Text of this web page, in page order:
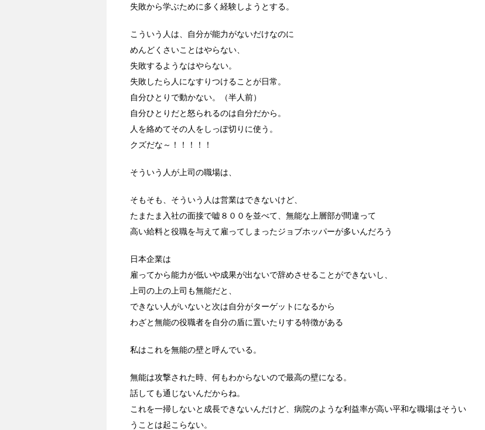
失敗から学ぶために多く経験しようとする。
こういう人は、自分が能力がないだけなのに
めんどくさいことはやらない、
失敗するようなはやらない。
失敗したら人になすりつけることが日常。
自分ひとりで動かない。（半人前）
自分ひとりだと怒られるのは自分だから。
人を絡めてその人をしっぽ切りに使う。
クズだな～！！！！！
そういう人が上司の職場は、
そもそも、そういう人は営業はできないけど、
たまたま入社の面接で嘘８００を並べて、無能な上層部が間違って
高い給料と役職を与えて雇ってしまったジョブホッパーが多いんだろう
日本企業は
雇ってから能力が低いや成果が出ないで辞めさせることができないし、
上司の上の上司も無能だと、
できない人がいないと次は自分がターゲットになるから
わざと無能の役職者を自分の盾に置いたりする特徴がある
私はこれを無能の壁と呼んでいる。
無能は攻撃された時、何もわからないので最高の壁になる。
話しても通じないんだからね。
これを一掃しないと成長できないんだけど、病院のような利益率が高い平和な職場はそうい
うことは起こらない。